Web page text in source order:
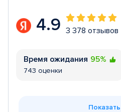
4.9 3 378 отзывов
Время ожидания 95%
743 оценки